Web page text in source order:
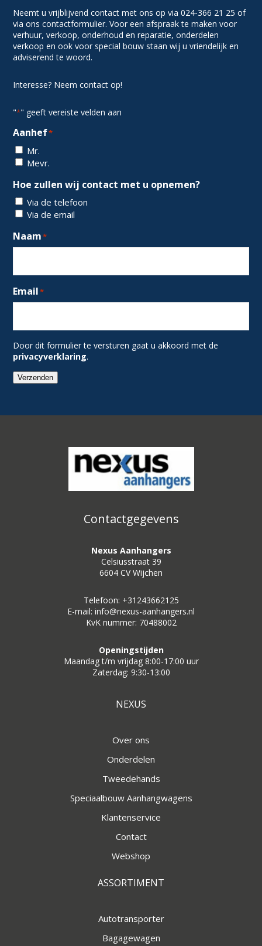
Neemt u vrijblijvend contact met ons op via 024-366 21 25 of
via ons contactformulier. Voor een afspraak te maken voor
verhuur, verkoop, onderhoud en reparatie, onderdelen
verkoop en ook voor special bouw staan wij u vriendelijk en
adviserend te woord.
Interesse? Neem contact op!
"*" geeft vereiste velden aan
Aanhef*
Mr.
Mevr.
Hoe zullen wij contact met u opnemen?
Via de telefoon
Via de email
Naam*
Email*
Door dit formulier te versturen gaat u akkoord met de
privacyverklaring.
Verzenden
Contactgegevens
Nexus Aanhangers
Celsiusstraat 39
6604 CV Wijchen
Telefoon: +31243662125
E-mail: info@nexus-aanhangers.nl
KvK nummer: 70488002
Openingstijden
Maandag t/m vrijdag 8:00-17:00 uur
Zaterdag: 9:30-13:00
NEXUS
Over ons
Onderdelen
Tweedehands
Speciaalbouw Aanhangwagens
Klantenservice
Contact
Webshop
ASSORTIMENT
Autotransporter
Bagagewagen